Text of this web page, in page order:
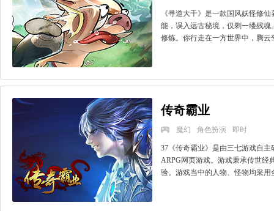
《寻道大千》是一款国风妖怪修
能，误入远古秘境，仅剩一缕残
修炼。你行走在一方世界中，腾云
传奇霸业
魔幻 角色扮演 即时
37《传奇霸业》是由三七游戏自
ARPG网页游戏。游戏秉承传世经
验。游戏当中的人物、怪物均采